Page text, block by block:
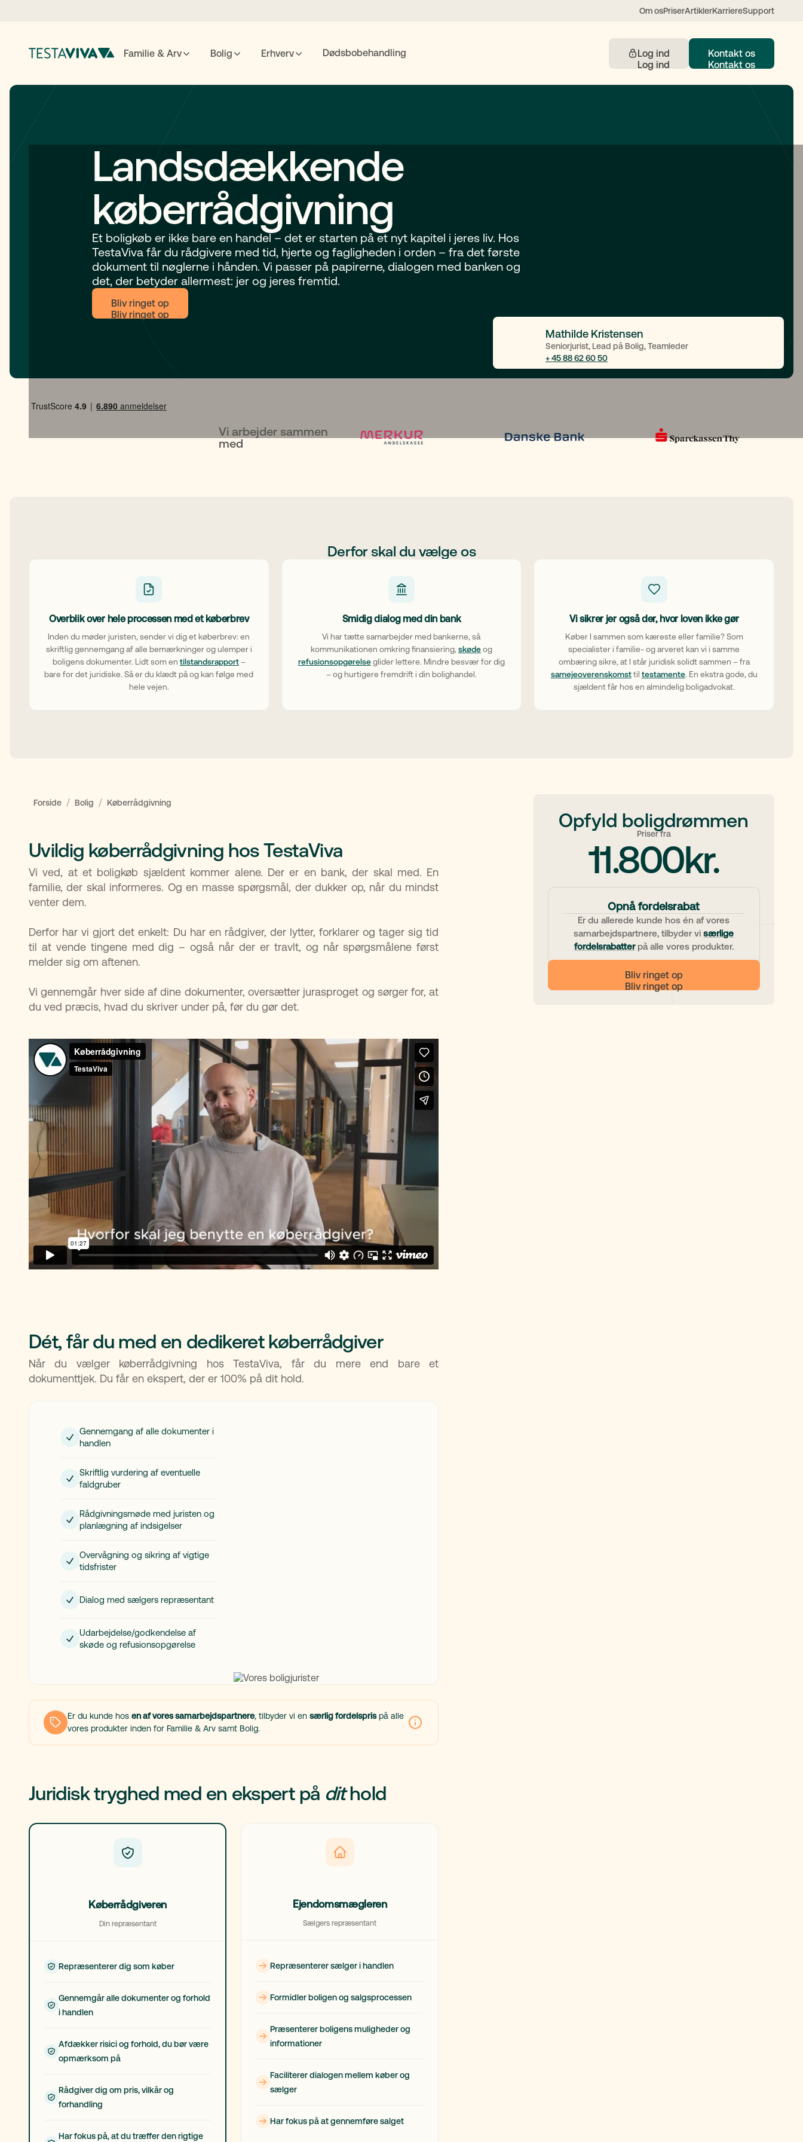
Om osPriserArtiklerKarriereSupport
Familie & Arv Bolig Erhverv Dødsbobehandling Log ind Kontakt os
Landsdækkende
køberrådgivning
Et boligkøb er ikke bare en handel – det er starten på et nyt kapitel i jeres liv. Hos
TestaViva får du rådgivere med tid, hjerte og fagligheden i orden – fra det første
dokument til nøglerne i hånden. Vi passer på papirerne, dialogen med banken og
det, der betyder allermest: jer og jeres fremtid.
Bliv ringet op
Mathilde Kristensen
Seniorjurist, Lead på Bolig, Teamleder
+ 45 88 62 60 50
Vi arbejder sammen
med
Derfor skal du vælge os
Overblik over hele processen med et køberbrev
Inden du møder juristen, sender vi dig et køberbrev: en
skriftlig gennemgang af alle bemærkninger og ulemper i
boligens dokumenter. Lidt som en tilstandsrapport–
bare for det juridiske. Så er du klædt på og kan følge med
hele vejen.
Smidig dialog med din bank
Vi har tætte samarbejder med bankerne, så
kommunikationen omkring finansiering, skødeog
refusionsopgørelseglider lettere. Mindre besvær for dig
– og hurtigere fremdrift i din bolighandel.
Vi sikrer jer også der, hvor loven ikke gør
Køber I sammen som kæreste eller familie? Som
specialister i familie- og arveret kan vi i samme
ombæring sikre, at I står juridisk solidt sammen – fra
samejeoverenskomsttil testamente. En ekstra gode, du
sjældent får hos en almindelig boligadvokat.
Forside / Bolig / Køberrådgivning
Uvildig køberrådgivning hos TestaViva
Vi ved, at et boligkøb sjældent kommer alene. Der er en bank, der skal med. En
familie, der skal informeres. Og en masse spørgsmål, der dukker op, når du mindst
venter dem.
Derfor har vi gjort det enkelt: Du har en rådgiver, der lytter, forklarer og tager sig tid
til at vende tingene med dig – også når der er travlt, og når spørgsmålene først
melder sig om aftenen.
Vi gennemgår hver side af dine dokumenter, oversætter jurasproget og sørger for, at
du ved præcis, hvad du skriver under på, før du gør det.
Dét, får du med en dedikeret køberrådgiver
Når du vælger køberrådgivning hos TestaViva, får du mere end bare et
dokumenttjek. Du får en ekspert, der er 100% på dit hold.
Gennemgang af alle dokumenter i
handlen
Skriftlig vurdering af eventuelle
faldgruber
Rådgivningsmøde med juristen og
planlægning af indsigelser
Overvågning og sikring af vigtige
tidsfrister
Dialog med sælgers repræsentant
Udarbejdelse/godkendelse af
skøde og refusionsopgørelse
Er du kunde hos en af vores samarbejdspartnere, tilbyder vi en særlig fordelsprispå alle
vores produkter inden for Familie & Arv samt Bolig.
Juridisk tryghed med en ekspert på dithold
Køberrådgiveren
Din repræsentant
Repræsenterer dig som køber
Gennemgår alle dokumenter og forhold
i handlen
Afdækker risici og forhold, du bør være
opmærksom på
Rådgiver dig om pris, vilkår og
forhandling
Har fokus på, at du træffer den rigtige
Ejendomsmægleren
Sælgers repræsentant
Repræsenterer sælger i handlen
Formidler boligen og salgsprocessen
Præsenterer boligens muligheder og
informationer
Faciliterer dialogen mellem køber og
sælger
Har fokus på at gennemføre salget
Opfyld boligdrømmen
Priser fra
11.800kr.
Opnå fordelsrabat
Er du allerede kunde hos én af vores
samarbejdspartnere, tilbyder visærlige
fordelsrabatterpå alle vores produkter.
Bliv ringet op
ESC luk ↵ søg